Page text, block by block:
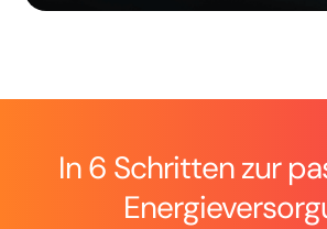
In 6 Schritten zur